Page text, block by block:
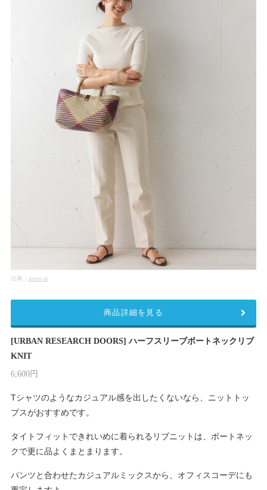
出典： zozo.jp
[URBAN RESEARCH DOORS] ハーフスリーブボートネックリブ
KNIT
6,600円
Tシャツのようなカジュアル感を出したくないなら、ニットトッ
プスがおすすめです。
タイトフィットできれいめに着られるリブニットは、ボートネッ
クで更に品よくまとまります。
パンツと合わせたカジュアルミックスから、オフィスコーデにも
商品詳細を見る